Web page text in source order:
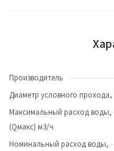
Производитель
Диаметр условного
Максимальный расход воды,
(Qмакс) м3/ч
Номинальный расход воды,